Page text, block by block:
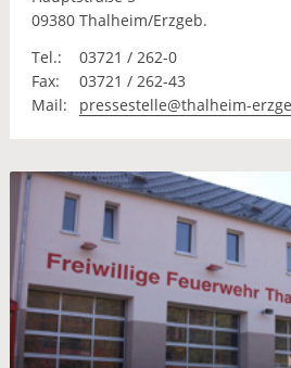
09380 Thalheim/Erzgeb.
Tel.:
03721 / 262-0
Fax:
03721 / 262-43
Mail:
pressestelle@thalheim-